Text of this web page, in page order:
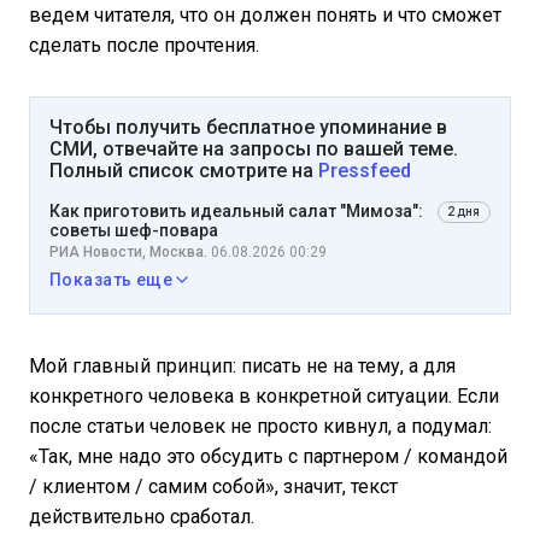
ведем читателя, что он должен понять и что сможет
сделать после прочтения.
Чтобы получить бесплатное упоминание в
СМИ, отвечайте на запросы по вашей теме.
Полный список смотрите на Pressfeed
Как приготовить идеальный салат "Мимоза":
советы шеф-повара
2 дня
РИА Новости, Москва. 06.08.2026 00:29
Показать еще
Мой главный принцип: писать не на тему, а для
конкретного человека в конкретной ситуации. Если
после статьи человек не просто кивнул, а подумал:
«Так, мне надо это обсудить с партнером / командой
/ клиентом / самим собой», значит, текст
действительно сработал.